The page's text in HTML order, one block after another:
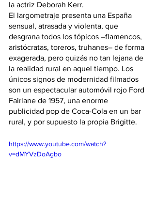
la actriz Deborah Kerr.
El largometraje presenta una España
sensual, atrasada y violenta, que
desgrana todos los tópicos –flamencos,
aristócratas, toreros, truhanes– de forma
exagerada, pero quizás no tan lejana de
la realidad rural en aquel tiempo. Los
únicos signos de modernidad filmados
son un espectacular automóvil rojo Ford
Fairlane de 1957, una enorme
publicidad pop de Coca-Cola en un bar
rural, y por supuesto la propia Brigitte.
https://www.youtube.com/watch?
v=dMYVzDoAgbo